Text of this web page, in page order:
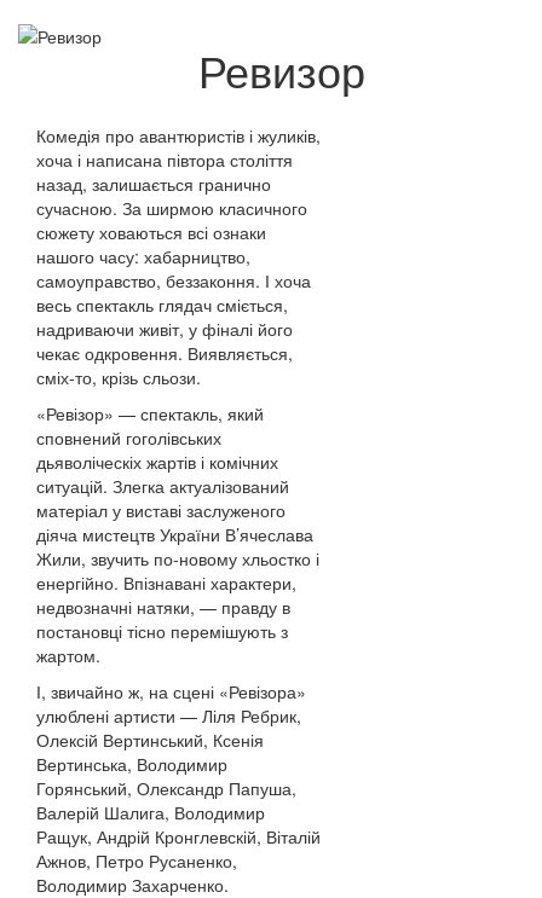
Ревизор
Комедія про авантюристів і жуликів,
хоча і написана півтора століття
назад, залишається гранично
сучасною. За ширмою класичного
сюжету ховаються всі ознаки
нашого часу: хабарництво,
самоуправство, беззаконня. І хоча
весь спектакль глядач сміється,
надриваючи живіт, у фіналі його
чекає одкровення. Виявляється,
сміх-то, крізь сльози.
«Ревізор» — спектакль, який
сповнений гоголівських
дьяволіческіх жартів і комічних
ситуацій. Злегка актуалізований
матеріал у виставі заслуженого
діяча мистецтв України В’ячеслава
Жили, звучить по-новому хльостко і
енергійно. Впізнавані характери,
недвозначні натяки, — правду в
постановці тісно перемішують з
жартом.
І, звичайно ж, на сцені «Ревізора»
улюблені артисти — Ліля Ребрик,
Олексій Вертинський, Ксенія
Вертинська, Володимир
Горянський, Олександр Папуша,
Валерій Шалига, Володимир
Ращук, Андрій Кронглевскій, Віталій
Ажнов, Петро Русаненко,
Володимир Захарченко.